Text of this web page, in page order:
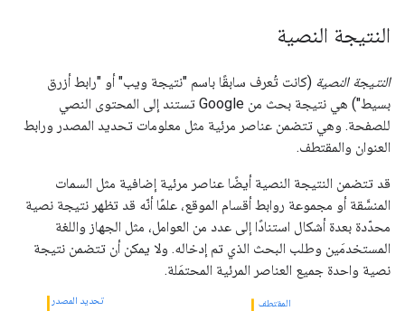
النتيجة النصية
النتيجة النصية (كانت تُعرف سابقًا باسم "نتيجة ويب" أو "رابط أزرق
بسيط") هي نتيجة بحث من Google تستند إلى المحتوى النصي
للصفحة. وهي تتضمن عناصر مرئية مثل معلومات تحديد المصدر ورابط
العنوان والمقتطف.
قد تتضمن النتيجة النصية أيضًا عناصر مرئية إضافية مثل السمات
المنسَّقة أو مجموعة روابط أقسام الموقع، علمًا أنّه قد تظهر نتيجة نصية
محدّدة بعدة أشكال استنادًا إلى عدد من العوامل، مثل الجهاز واللغة
المستخدمَين وطلب البحث الذي تم إدخاله. ولا يمكن أن تتضمن نتيجة
نصية واحدة جميع العناصر المرئية المحتمَلة.
تحديد المصدر
المقتطف